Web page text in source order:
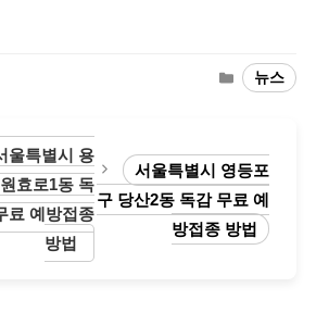
Categories
뉴스
울특별시 용
효로1동 독
료 예방접종
방법
서울특별시 영등포
구 당산2동 독감 무료 예
방접종 방법